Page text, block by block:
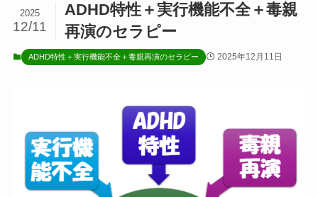
ADHD特性＋実行機能不全＋毒親
再演のセラピー
2025
12/11
ADHD特性＋実行機能不全＋毒親再演のセラピー 2025年12月11日